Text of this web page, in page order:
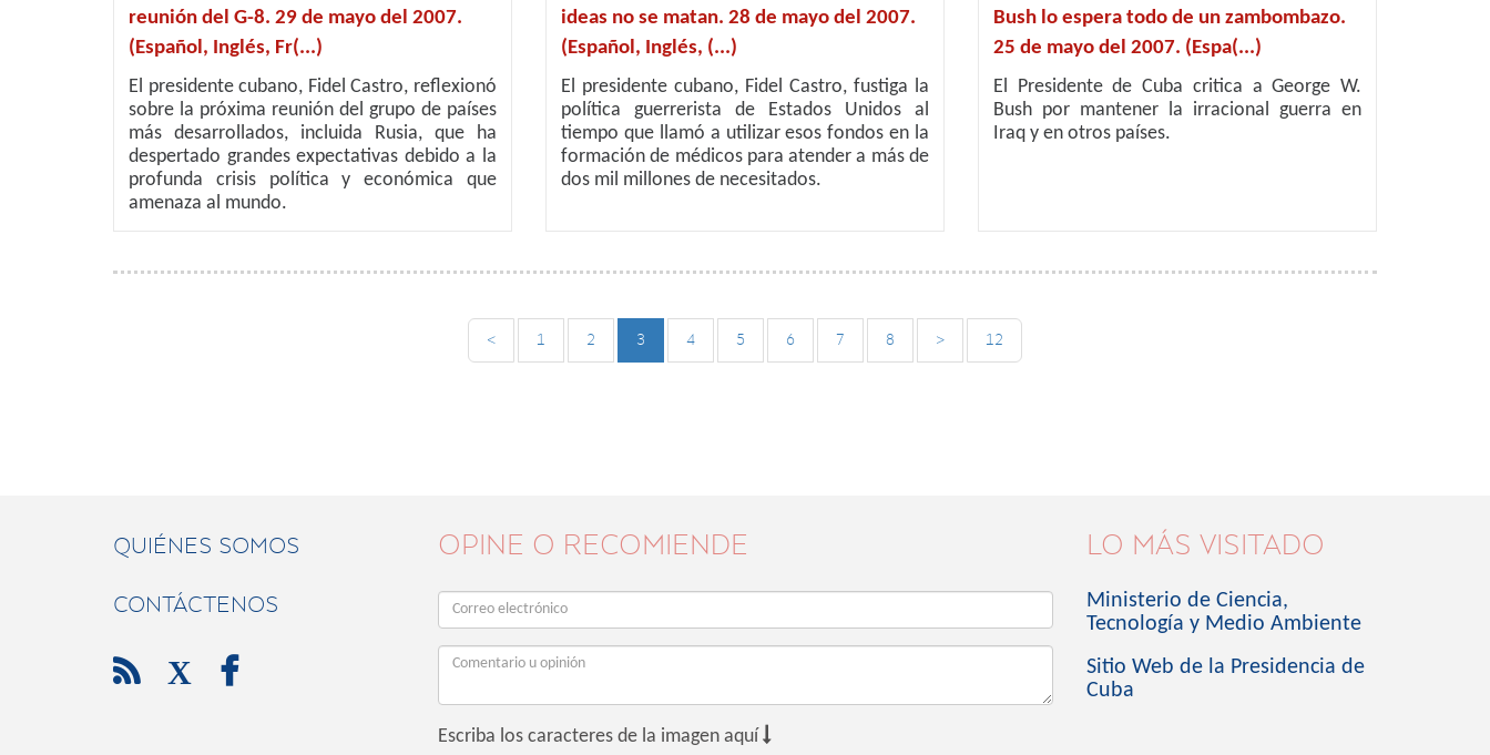
reunión del G-8. 29 de mayo del 2007.
(Español, Inglés, Fr(...)
El presidente cubano, Fidel Castro, reflexionó
sobre la próxima reunión del grupo de países
más desarrollados, incluida Rusia, que ha
despertado grandes expectativas debido a la
profunda crisis política y económica que
amenaza al mundo.
ideas no se matan. 28 de mayo del 2007.
(Español, Inglés, (...)
El presidente cubano, Fidel Castro, fustiga la
política guerrerista de Estados Unidos al
tiempo que llamó a utilizar esos fondos en la
formación de médicos para atender a más de
dos mil millones de necesitados.
Bush lo espera todo de un zambombazo.
25 de mayo del 2007. (Espa(...)
El Presidente de Cuba critica a George W.
Bush por mantener la irracional guerra en
Iraq y en otros países.
< 1 2 3 4 5 6 7 8 > 12
QUIÉNES SOMOS
CONTÁCTENOS
 X 
OPINE O RECOMIENDE
Escriba los caracteres de la imagen aquí 
LO MÁS VISITADO
Ministerio de Ciencia,
Tecnología y Medio Ambiente
Sitio Web de la Presidencia de
Cuba